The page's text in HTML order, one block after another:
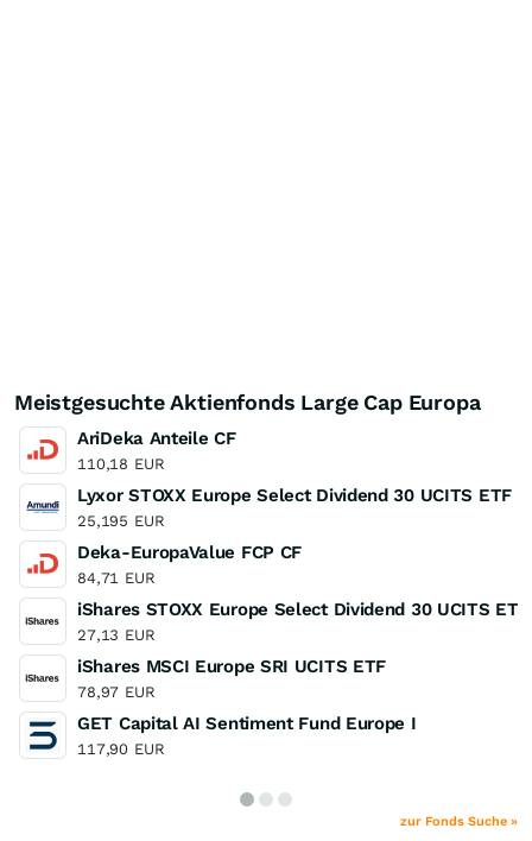
Meistgesuchte Aktienfonds Large Cap Europa
AriDeka Anteile CF
110,18 EUR
Lyxor STOXX Europe Select Dividend 30 UCITS ETF
25,195 EUR
Deka-EuropaValue FCP CF
84,71 EUR
iShares STOXX Europe Select Dividend 30 UCITS
27,13 EUR
iShares MSCI Europe SRI UCITS ETF
78,97 EUR
GET Capital AI Sentiment Fund Europe I
117,90 EUR
zur Fonds Suche »